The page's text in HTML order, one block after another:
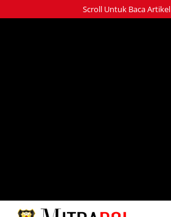
ke
Scroll Untuk Baca Artikel